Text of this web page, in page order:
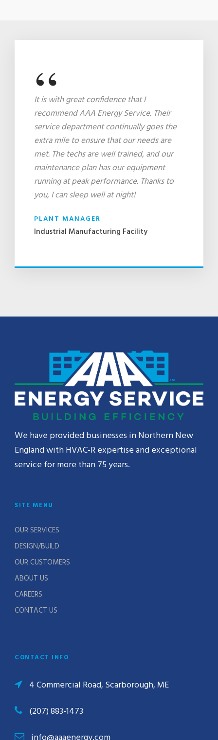
“
It is with great confidence that I
recommend AAA Energy Service. Their
service department continually goes the
extra mile to ensure that our needs are
met. The techs are well trained, and our
maintenance plan has our equipment
running at peak performance. Thanks to
you, I can sleep well at night!
PLANT MANAGER
Industrial Manufacturing Facility
We have provided businesses in Northern New
England with HVAC-R expertise and exceptional
service for more than 75 years.
SITE MENU
OUR SERVICES
DESIGN/BUILD
OUR CUSTOMERS
ABOUT US
CAREERS
CONTACT US
CONTACT INFO
4 Commercial Road, Scarborough, ME
(207) 883-1473